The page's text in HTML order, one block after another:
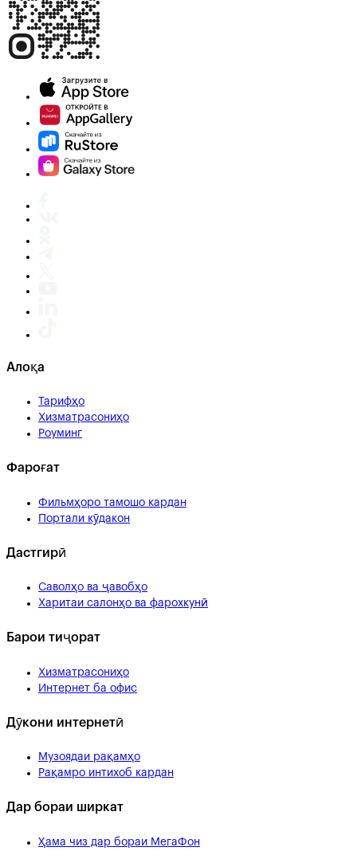
Алоқа
Тарифҳо
Хизматрасониҳо
Роуминг
Фароғат
Фильмҳоро тамошо кардан
Портали кӯдакон
Дастгирӣ
Саволҳо ва ҷавобҳо
Харитаи салонҳо ва фарохкунӣ
Барои тиҷорат
Хизматрасониҳо
Интернет ба офис
Дӯкони интернетӣ
Музоядаи рақамҳо
Рақамро интихоб кардан
Дар бораи ширкат
Ҳама чиз дар бораи МегаФон